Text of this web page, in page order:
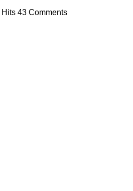
Hits 43 Comments